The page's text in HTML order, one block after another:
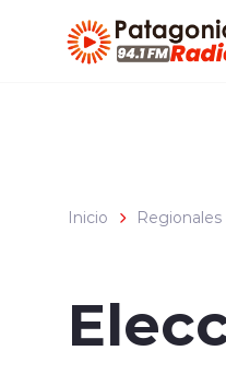
Inicio Regionales